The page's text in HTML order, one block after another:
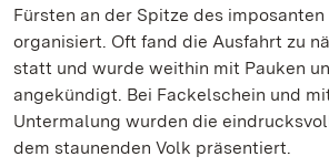
Fürsten an der Spitze des
organisiert. Oft fand die Ausfahrt zu
statt und wurde weithin mit Pauken
angekündigt. Bei Fackelschein und
Untermalung wurden die
dem staunenden Volk präsentiert.